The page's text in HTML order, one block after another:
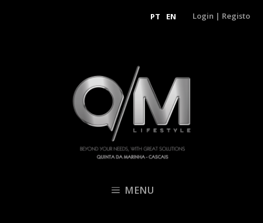
PT EN Login | Registo
MENU